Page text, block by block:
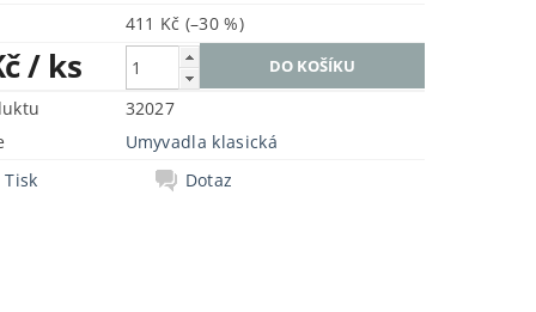
411 Kč (–30 %)
/ ks
32027
Umyvadla klasická
Tisk
Dotaz